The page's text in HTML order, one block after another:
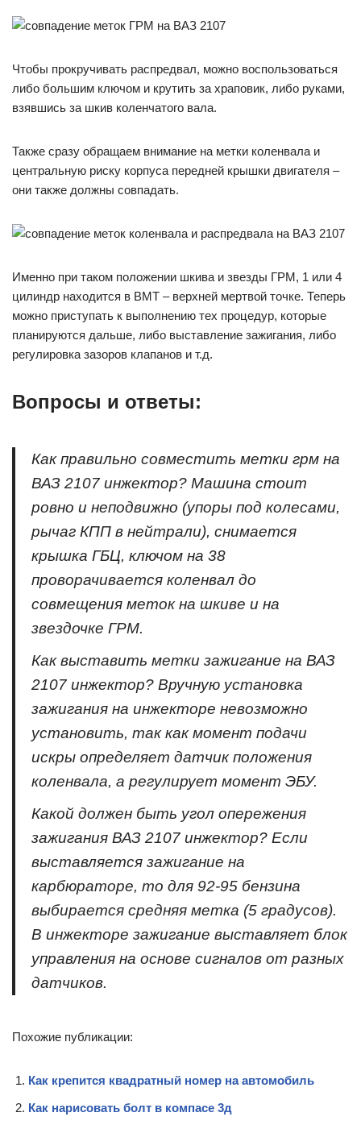
Чтобы прокручивать распредвал, можно воспользоваться
либо большим ключом и крутить за храповик, либо руками,
взявшись за шкив коленчатого вала.
Также сразу обращаем внимание на метки коленвала и
центральную риску корпуса передней крышки двигателя –
они также должны совпадать.
Именно при таком положении шкива и звезды ГРМ, 1 или 4
цилиндр находится в ВМТ – верхней мертвой точке. Теперь
можно приступать к выполнению тех процедур, которые
планируются дальше, либо выставление зажигания, либо
регулировка зазоров клапанов и т.д.
Вопросы и ответы:
Как правильно совместить метки грм на
ВАЗ 2107 инжектор? Машина стоит
ровно и неподвижно (упоры под колесами,
рычаг КПП в нейтрали), снимается
крышка ГБЦ, ключом на 38
проворачивается коленвал до
совмещения меток на шкиве и на
звездочке ГРМ.
Как выставить метки зажигание на ВАЗ
2107 инжектор? Вручную установка
зажигания на инжекторе невозможно
установить, так как момент подачи
искры определяет датчик положения
коленвала, а регулирует момент ЭБУ.
Какой должен быть угол опережения
зажигания ВАЗ 2107 инжектор? Если
выставляется зажигание на
карбюраторе, то для 92-95 бензина
выбирается средняя метка (5 градусов).
В инжекторе зажигание выставляет блок
управления на основе сигналов от разных
датчиков.
Похожие публикации:
Как крепится квадратный номер на автомобиль
Как нарисовать болт в компасе 3д